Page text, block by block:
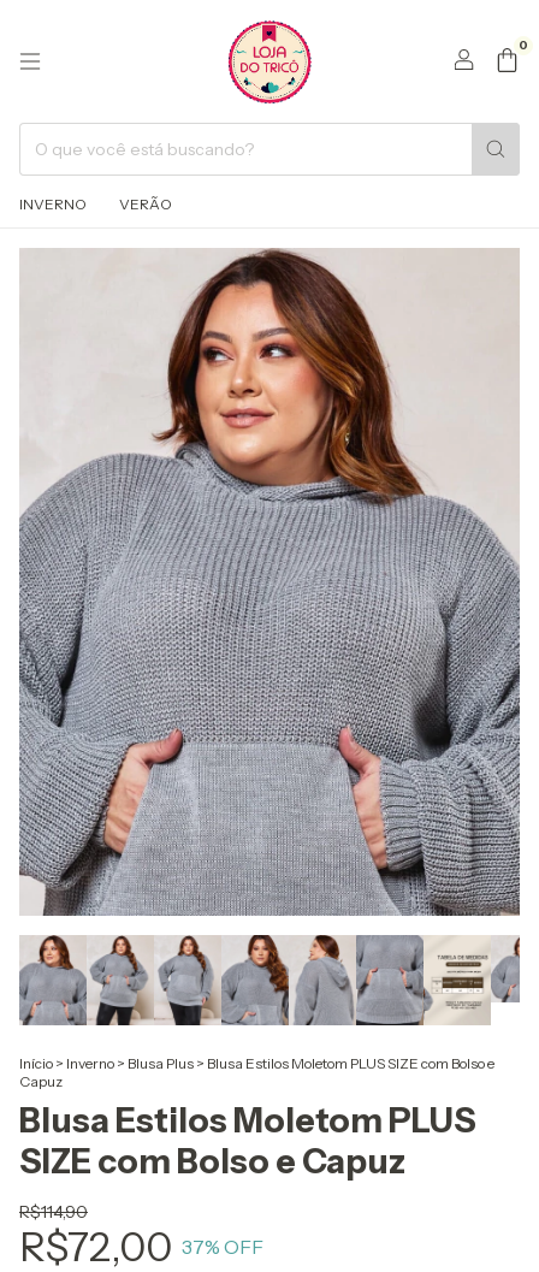
0
INVERNO VERÃO
Início > Inverno > Blusa Plus > Blusa Estilos Moletom PLUS SIZE com Bolso e
Capuz
Blusa Estilos Moletom PLUS
SIZE com Bolso e Capuz
R$114,90
R$72,00 37% OFF